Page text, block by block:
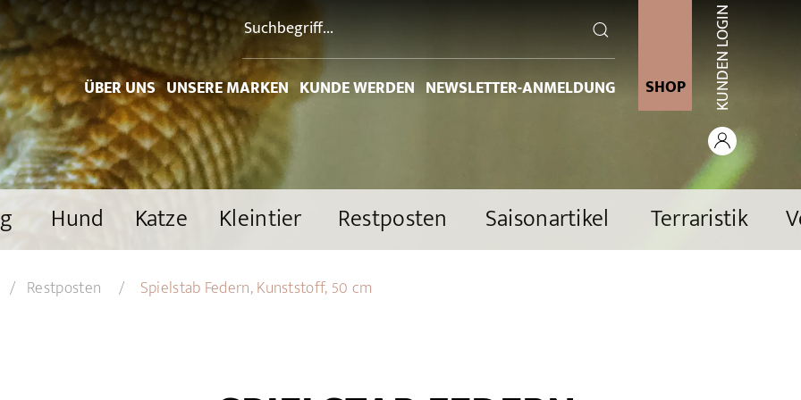
ÜBER UNS UNSERE MARKEN KUNDE WERDEN NEWSLETTER-ANMELDUNG SHOP KUNDEN LOGIN
Hund Katze Kleintier Restposten Saisonartikel Terraristik
Restposten Spielstab Federn, Kunststoff, 50 cm